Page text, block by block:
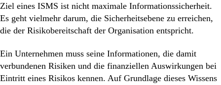
Ziel eines ISMS ist nicht maximale Informationssicherheit.
Es geht vielmehr darum, die Sicherheitsebene zu erreichen,
die der Risikobereitschaft der Organisation entspricht.
Ein Unternehmen muss seine Informationen, die damit
verbundenen Risiken und die finanziellen Auswirkungen bei
Eintritt eines Risikos kennen. Auf Grundlage dieses Wissens